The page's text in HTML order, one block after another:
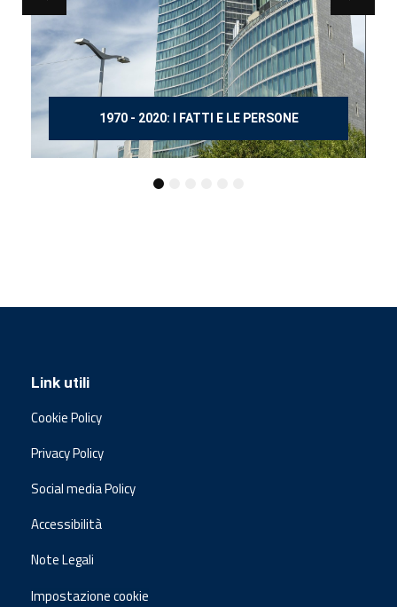
1970 - 2020: I FATTI E LE PERSONE
Link utili
Cookie Policy
Privacy Policy
Social media Policy
Accessibilità
Note Legali
Impostazione cookie